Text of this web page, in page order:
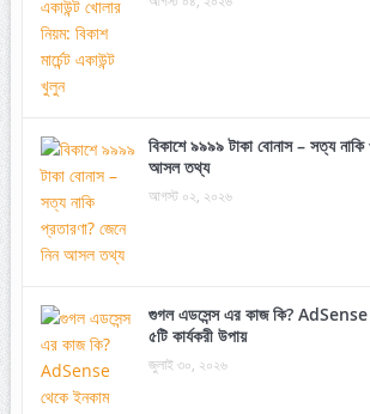
বিকাশে ৯৯৯৯ টাকা বোনাস – সত্য নাকি
আসল তথ্য
আগস্ট ০২, ২০২৬
গুগল এডসেন্স এর কাজ কি? AdSense
৫টি কার্যকরী উপায়
জুলাই ৩০, ২০২৬